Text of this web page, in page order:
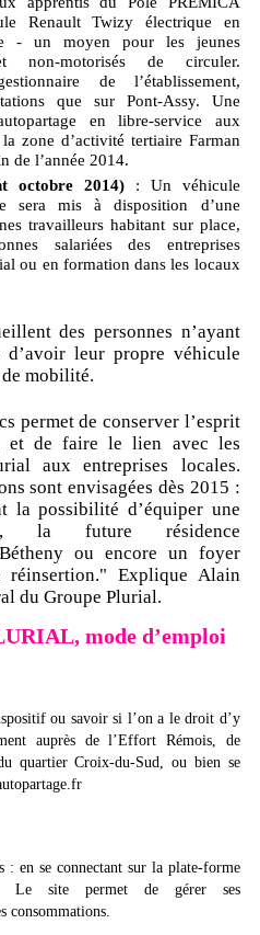
Renault Twizy électrique en
- un moyen pour les jeunes
non-motorisés de circuler.
de l’établissement,
que sur Pont-Assy. Une
en libre-service aux
zone d’activité tertiaire Farman
de l’année 2014.
octobre 2014): Un véhicule
sera mis à disposition d’une
travailleurs habitant sur place,
salariées des entreprises
ou en formation dans les locaux
des personnes n’ayant
d’avoir leur propre véhicule
mobilité.
permet de conserver l’esprit
et de faire le lien avec les
aux entreprises locales.
sont envisagées dès 2015 :
la possibilité d’équiper une
la future résidence
ou encore un foyer
Explique Alain
du Groupe Plurial.
mode d’emploi
ou savoir si l’on a le droit d’y
auprès de l’Effort Rémois, de
quartier Croix-du-Sud, ou bien se
: en se connectant sur la plate-forme
Le site permet de gérer ses
consommations.